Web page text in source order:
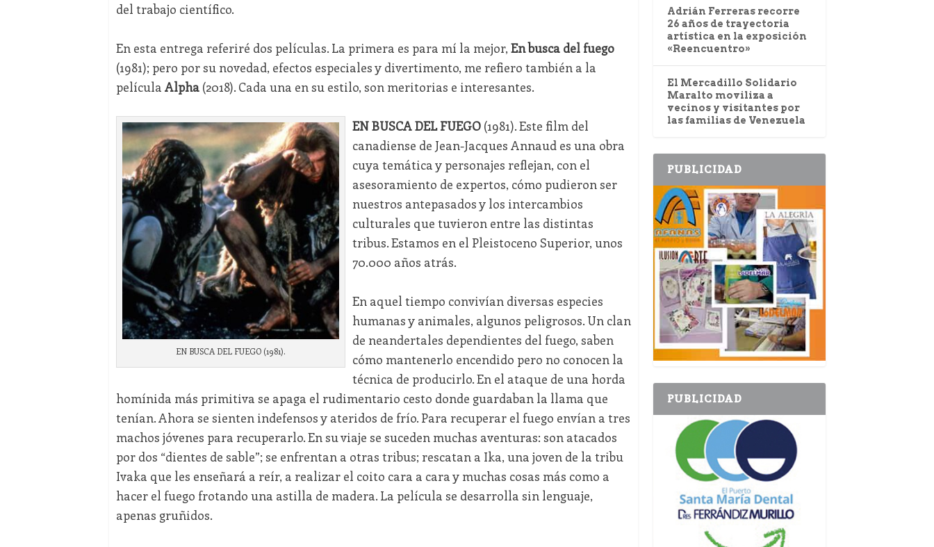
del trabajo científico.
En esta entrega referiré dos películas. La primera es para mí la mejor, En busca del fuego
(1981); pero por su novedad, efectos especiales y divertimento, me refiero también a la
película Alpha(2018). Cada una en su estilo, son meritorias e interesantes.
EN BUSCA DEL FUEGO (1981).
EN BUSCA DEL FUEGO(1981). Este film del
canadiense de Jean-Jacques Annaud es una obra
cuya temática y personajes reflejan, con el
asesoramiento de expertos, cómo pudieron ser
nuestros antepasados y los intercambios
culturales que tuvieron entre las distintas
tribus. Estamos en el Pleistoceno Superior, unos
70.000 años atrás.
En aquel tiempo convivían diversas especies
humanas y animales, algunos peligrosos. Un clan
de neandertales dependientes del fuego, saben
cómo mantenerlo encendido pero no conocen la
técnica de producirlo. En el ataque de una horda
homínida más primitiva se apaga el rudimentario cesto donde guardaban la llama que
tenían. Ahora se sienten indefensos y ateridos de frío. Para recuperar el fuego envían a tres
machos jóvenes para recuperarlo. En su viaje se suceden muchas aventuras: son atacados
por dos “dientes de sable”; se enfrentan a otras tribus; rescatan a Ika, una joven de la tribu
Ivaka que les enseñará a reír, a realizar el coito cara a cara y muchas cosas más como a
hacer el fuego frotando una astilla de madera. La película se desarrolla sin lenguaje,
apenas gruñidos.
Adrián Ferreras recorre
26 años de trayectoria
artística en la exposición
«Reencuentro»
El Mercadillo Solidario
Maralto moviliza a
vecinos y visitantes por
las familias de Venezuela
PUBLICIDAD
PUBLICIDAD